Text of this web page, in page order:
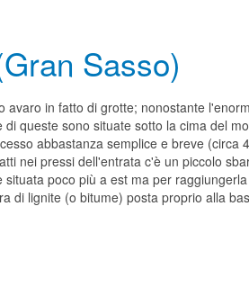
Sasso)
avaro in fatto di grotte; nonostante
queste sono situate sotto la cima del
abbastanza semplice e breve
nei pressi dell'entrata c'è un piccolo
poco più a est ma per
di lignite (o bitume) posta proprio alla